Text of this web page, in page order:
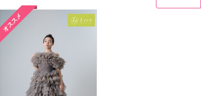
オススメ